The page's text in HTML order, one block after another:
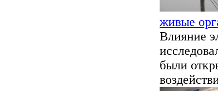
живые
Влияние
были